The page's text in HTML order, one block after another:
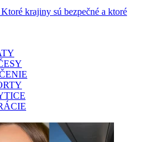
krajiny sú bezpečné a ktoré